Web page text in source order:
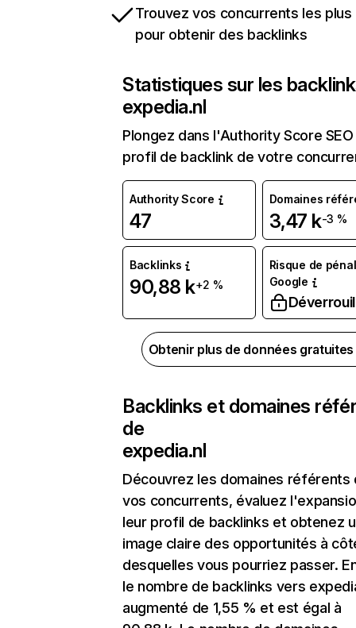
Trouvez vos concurrents les
pour obtenir des backlinks
Statistiques sur les
expedia.nl
Plongez dans l'Authority Score
profil de backlink de votre
Authority Score
47
Domaines
3,47 k-3 %
Backlinks
90,88 k+2 %
Risque de
Google
Obtenir plus de données
Backlinks et domaines
de
expedia.nl
Découvrez les domaines référents
vos concurrents, évaluez
leur profil de backlinks et obtenez
image claire des opportunités à
desquelles vous pourriez passer.
le nombre de backlinks vers
augmenté de 1,55 % et est égal à